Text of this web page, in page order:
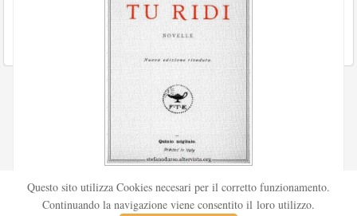
Pubblicata nel 1912 sul «Corriere della sera», la novella Tu
ridi fu successivamente inserita nella ...
Questo sito utilizza Cookies necesari per il corretto funzionamento.
Continuando la navigazione viene consentito il loro utilizzo.